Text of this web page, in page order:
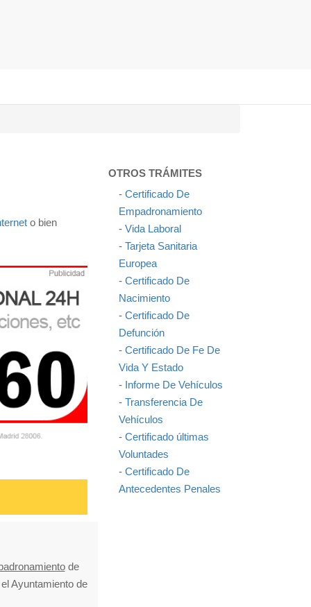
o bien
de
Ayuntamiento de
OTROS TRÁMITES
- Certificado De
Empadronamiento
- Vida Laboral
- Tarjeta Sanitaria
Europea
- Certificado De
Nacimiento
- Certificado De
Defunción
- Certificado De Fe De
Vida Y Estado
- Informe De Vehículos
- Transferencia De
Vehículos
- Certificado últimas
Voluntades
- Certificado De
Antecedentes Penales